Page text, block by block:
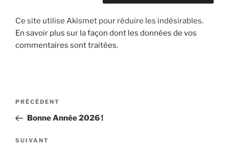
Ce site utilise Akismet pour réduire les indésirables.
En savoir plus sur la façon dont les données de vos
commentaires sont traitées.
Navigation
l’article
Article
précédent
PRÉCÉDENT
Bonne Année 2026 !
Article
SUIVANT